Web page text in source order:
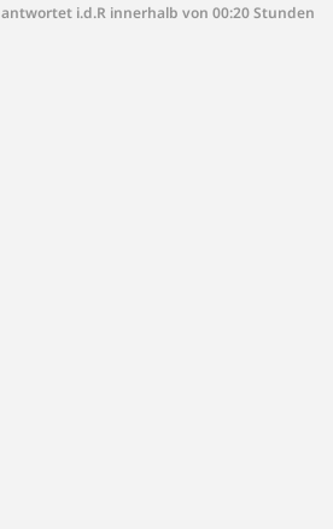
antwortet i.d.R innerhalb von 00:20 Stunden